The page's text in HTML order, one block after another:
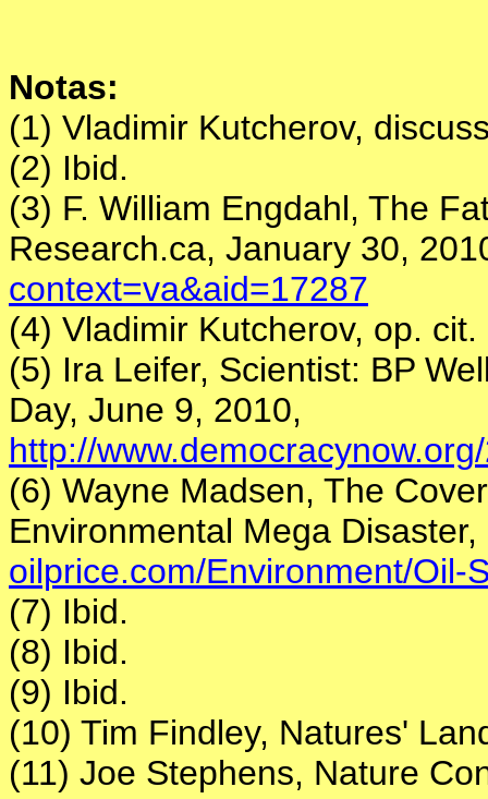
Notas:
(1) Vladimir Kutcherov,
(2) Ibid.
(3) F. William Engdahl, The
Research.ca, January 30,
context=va&aid=17287
(4) Vladimir Kutcherov, op. cit.
(5) Ira Leifer, Scientist: BP
Day, June 9, 2010,
http://
(6) Wayne Madsen, The
Environmental Mega
oilprice.com/Environment/Oil-
(7) Ibid.
(8) Ibid.
(9) Ibid.
(10) Tim Findley, Natures'
(11) Joe Stephens, Nature